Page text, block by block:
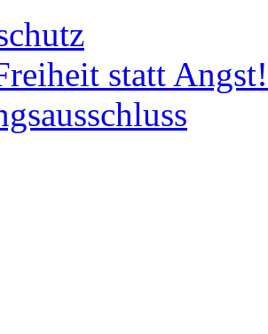
statt Angst!